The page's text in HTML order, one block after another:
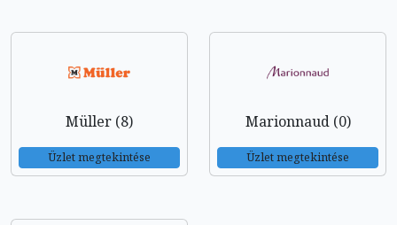
Müller (8)
Üzlet megtekintése
Marionnaud (0)
Üzlet megtekintése